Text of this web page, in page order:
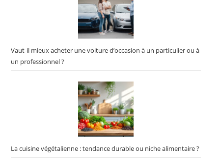
Vaut-il mieux acheter une voiture d’occasion à un particulier ou à
un professionnel ?
La cuisine végétalienne : tendance durable ou niche alimentaire ?